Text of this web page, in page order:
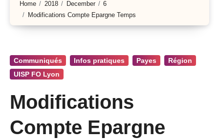
Home 2018 December
6
Modifications Compte Epargne Temps
Communiqués Infos pratiques Payes
Région
UISP FO Lyon
Modifications
Compte Epargne